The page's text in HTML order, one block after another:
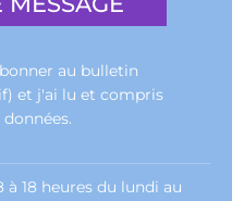
au bulletin
et j'ai lu et compris
.
18 heures du lundi au